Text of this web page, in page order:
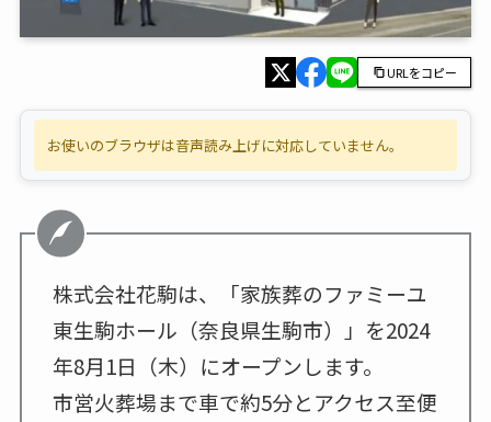
URLをコピー
お使いのブラウザは音声読み上げに対応していません。
株式会社花駒は、「家族葬のファミーユ
東生駒ホール（奈良県生駒市）」を2024
年8月1日（木）にオープンします。
市営火葬場まで車で約5分とアクセス至便